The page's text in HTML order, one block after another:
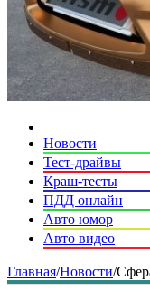
Новости
Тест-драйвы
Краш-тесты
ПДД онлайн
Авто юмор
Авто видео
Главная/Новости/